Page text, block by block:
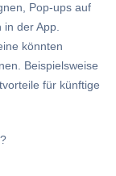
Pop-ups auf
in der App.
könnten
Beispielsweise
für künftige